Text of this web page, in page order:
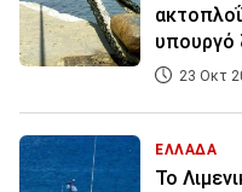
υπουργό
23 Οκτ
ΕΛΛΑΔΑ
Το